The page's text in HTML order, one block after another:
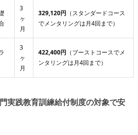
3
ヶ
月
329,120円 （スタンダードコース
でメンタリングは月4回まで）
3
ヶ
月
422,400円 （ブーストコースでメ
ンタリングは月4回まで）
実践教育訓練給付制度の対象で安